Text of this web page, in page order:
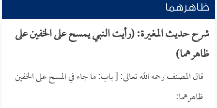
ظاهرهما
شرح حديث المغيرة: (رأيت النبي يمسح على الخفين على
ظاهرهما)
قال المصنف رحمه الله تعالى: [ باب: ما جاء في المسح على الخفين
ظاهرهما: